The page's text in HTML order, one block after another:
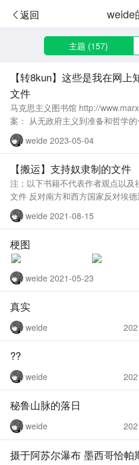
返回 weide
主题 (157)
【转8kun】这些是我在网
文件
马克思主义图书馆 http://
案： 从无政府主义到准备和哲学
net/library/au
weide 2023-05-04
【搬运】支持奴隶制的文件
注；以下书籍不代表作者观点以及社区观点
文件 反对南方和西方国家反对埃德温·霍兰德的奴隶制制度和存在的
卡伦尼人的反驳.pdf https://files.c
weide 2021-08-15
梗图
weide 2021-05-23
真实
weide
??
weide
秘鲁山脉的落日
weide
摄于阿苏尔瀑布 墨西哥恰帕